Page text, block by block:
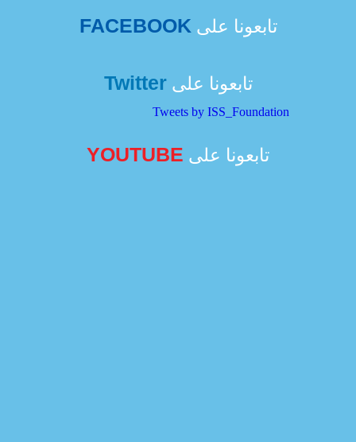
تابعونا على FACEBOOK
تابعونا علىTwitter
Tweets by ISS_Foundation
تابعونا على YOUTUBE